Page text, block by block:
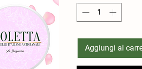
Aggiungi al